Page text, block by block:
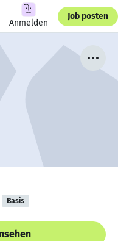
Anmelden
Job posten
Basis